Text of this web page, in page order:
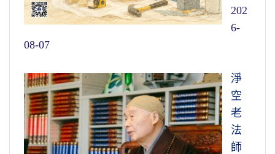
202
6-
08-07
淨
空
老
法
師